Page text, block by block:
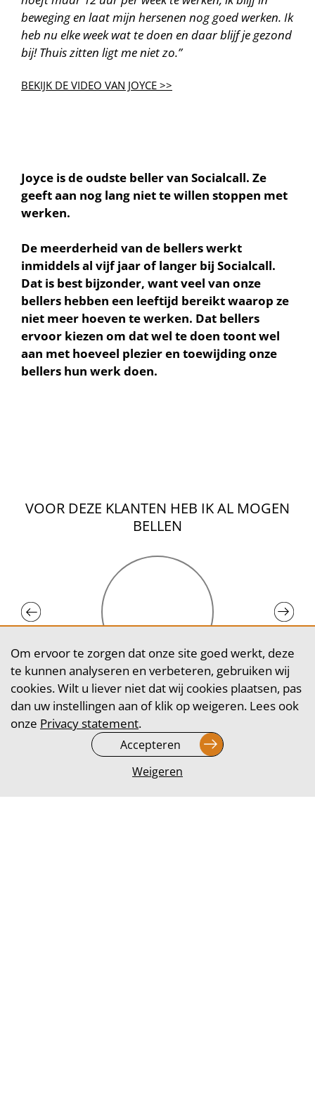
beweging en laat mijn hersenen nog goed werken. Ik
heb nu elke week wat te doen en daar blijf je gezond
bij! Thuis zitten ligt me niet zo.”
BEKIJK DE VIDEO VAN JOYCE >>
Joyce is de oudste beller van Socialcall. Ze
geeft aan nog lang niet te willen stoppen met
werken.
De meerderheid van de bellers werkt
inmiddels al vijf jaar of langer bij Socialcall.
Dat is best bijzonder, want veel van onze
bellers hebben een leeftijd bereikt waarop ze
niet meer hoeven te werken. Dat bellers
ervoor kiezen om dat wel te doen toont wel
aan met hoeveel plezier en toewijding onze
bellers hun werk doen.
OOK BELLER
Om ervoor te zorgen dat onze site goed werkt, deze
te kunnen analyseren en verbeteren, gebruiken wij
cookies. Wilt u liever niet dat wij cookies plaatsen, pas
dan uw instellingen aan of klik op weigeren. Lees ook
onze Privacy statement.
Accepteren
Weigeren